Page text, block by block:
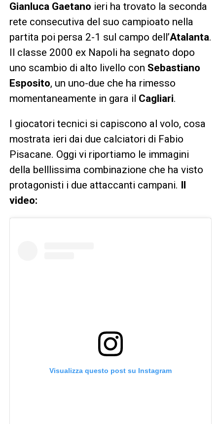
Gianluca Gaetano ieri ha trovato la seconda
rete consecutiva del suo campioato nella
partita poi persa 2-1 sul campo dell’Atalanta.
Il classe 2000 ex Napoli ha segnato dopo
uno scambio di alto livello con Sebastiano
Esposito, un uno-due che ha rimesso
momentaneamente in gara il Cagliari.
I giocatori tecnici si capiscono al volo, cosa
mostrata ieri dai due calciatori di Fabio
Pisacane. Oggi vi riportiamo le immagini
della belllissima combinazione che ha visto
protagonisti i due attaccanti campani. Il
video:
Visualizza questo post su Instagram